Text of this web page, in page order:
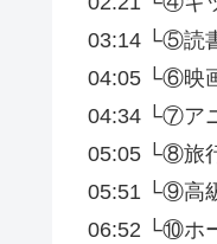
03:14 └⑤読
04:05 └⑥映
04:34 └⑦ア
05:05 └⑧旅
05:51 └⑨高
06:52 └⑩ホ